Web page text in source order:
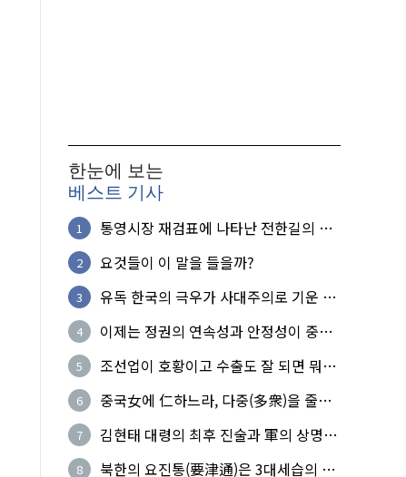
한눈에 보는
베스트 기사
1
통영시장 재검표에 나타난 전한길의 무
2 요것들이 이 말을 들을까?
3
유독 한국의 극우가 사대주의로 기운 이
4
이제는 정권의 연속성과 안정성이 중요
5
조선업이 호황이고 수출도 잘 되면 뭐하
6
중국女에 仁하느라, 다중(多衆)을 줄세
7
김현태 대령의 최후 진술과 軍의 상명하
8 북한의 요진통(要津通)은 3대세습의 사